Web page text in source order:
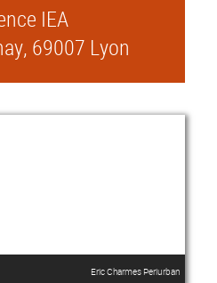
IEA
69007 Lyon
Eric Charmes Periurban